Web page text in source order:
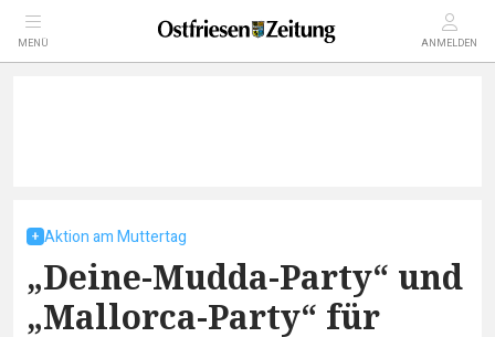
MENÜ ANMELDEN
Aktion am Muttertag
„Deine-Mudda-Party“ und
„Mallorca-Party“ für